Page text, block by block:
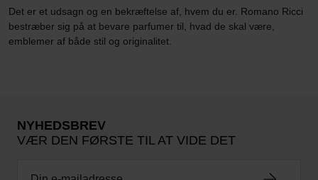
Det er et udsagn og en bekræftelse af, hvem du er. Romano Ricci
bestræber sig på at bevare parfumer til, hvad de skal være,
emblemer af både stil og originalitet.
NYHEDSBREV
VÆR DEN FØRSTE TIL AT VIDE DET